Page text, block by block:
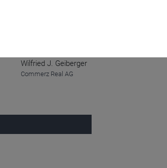
Wilfried J. Geiberger
Commerz Real AG